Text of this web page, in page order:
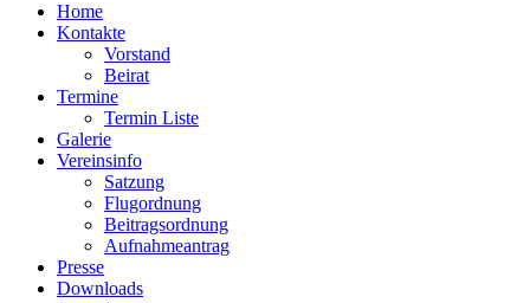
Home
Kontakte
Vorstand
Beirat
Termine
Termin Liste
Galerie
Vereinsinfo
Satzung
Flugordnung
Beitragsordnung
Aufnahmeantrag
Presse
Downloads